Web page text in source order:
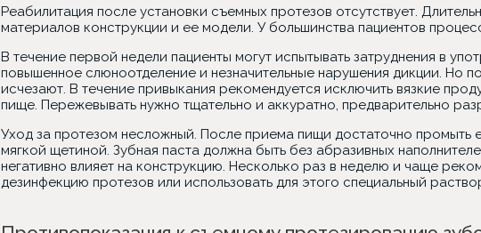
Реабилитация после установки съемных протезов отсутствует.
материалов конструкции и ее модели. У большинства пациентов
В течение первой недели пациенты могут испытывать затруднения в
повышенное слюноотделение и незначительные нарушения дикции. Но
исчезают. В течение привыкания рекомендуется исключить вязкие
пище. Пережевывать нужно тщательно и аккуратно, предварительно
Уход за протезом несложный. После приема пищи достаточно промыть
мягкой щетиной. Зубная паста должна быть без абразивных
негативно влияет на конструкцию. Несколько раз в неделю и чаще
дезинфекцию протезов или использовать для этого специальный